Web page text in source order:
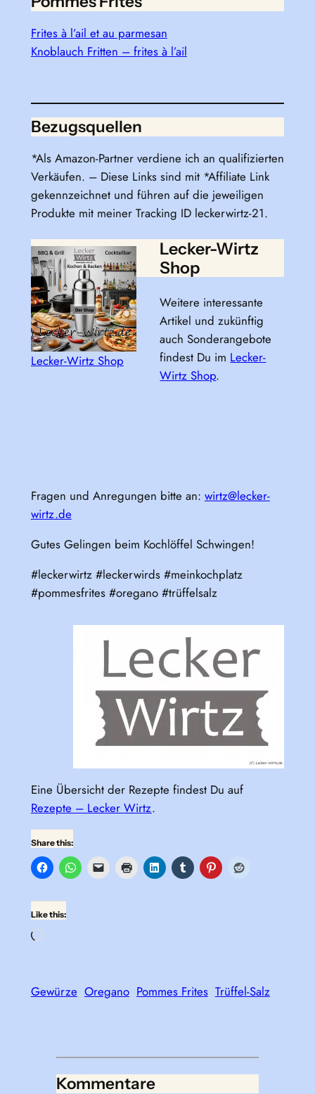
Frites à l’ail et au parmesan
Knoblauch Fritten – frites à l’ail
Bezugsquellen
*Als Amazon-Partner verdiene ich an qualifizierten
Verkäufen. – Diese Links sind mit *Affiliate Link
gekennzeichnet und führen auf die jeweiligen
Produkte mit meiner Tracking ID leckerwirtz-21.
Lecker-Wirtz Shop
Lecker-Wirtz
Shop
Weitere interessante
Artikel und zukünftig
auch Sonderangebote
findest Du im Lecker-
Wirtz Shop.
Fragen und Anregungen bitte an: wirtz@lecker-
wirtz.de
Gutes Gelingen beim Kochlöffel Schwingen!
#leckerwirtz #leckerwirds #meinkochplatz
#pommesfrites #oregano #trüffelsalz
Eine Übersicht der Rezepte findest Du auf
Rezepte – Lecker Wirtz.
Share this:
Like this:
Loading…
Gewürze Oregano Pommes Frites Trüffel-Salz
Kommentare